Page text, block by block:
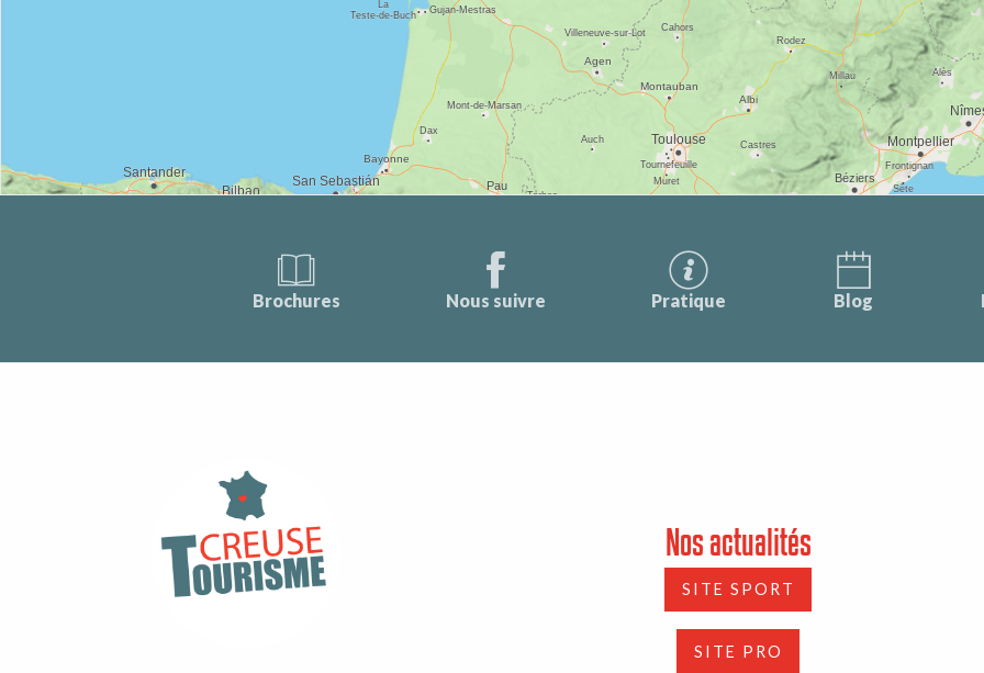
Brochures Nous suivre Pratique Blog
Nos actualités
SITE SPORT
SITE PRO